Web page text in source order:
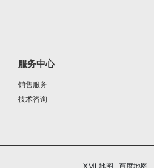
服务中心
销售服务
技术咨询
XML地图 百度地图